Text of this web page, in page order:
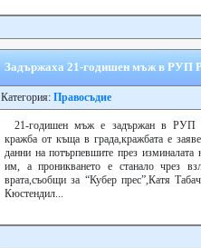
Задържаха 21-годишен мъж в РУП
Категория: Правосъдие
21-годишен мъж е задържан в РУП
кражба от къща в града,кражбата е
данни на потърпевшите през
им, а проникването е станало чрез
врата,съобщи за “Кубер прес”,Катя
Кюстендил...